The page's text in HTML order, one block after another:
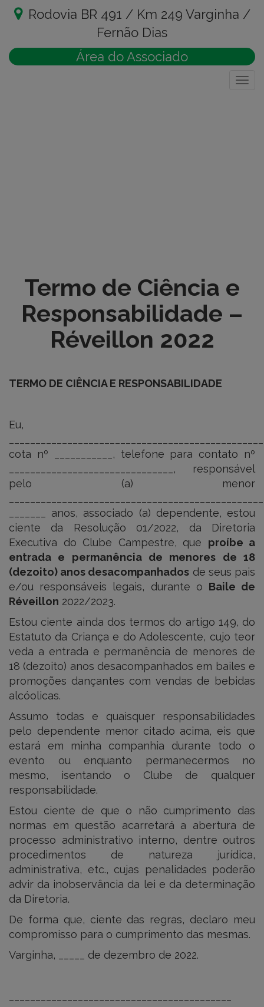
Rodovia BR 491 / Km 249 Varginha /
Fernão Dias
Área do Associado
Termo de Ciência e
Responsabilidade –
Réveillon 2022
TERMO DE CIÊNCIA E RESPONSABILIDADE
Eu,
cota nº ___________, telefone para contato nº
_______________________________, responsável
pelo (a) menor
_______ anos, associado (a) dependente, estou
ciente da Resolução 01/2022, da Diretoria
Executiva do Clube Campestre, que proíbe a
entrada e permanência de menores de 18
(dezoito) anos desacompanhados de seus pais
e/ou responsáveis legais, durante o Baile de
Réveillon 2022/2023.
Estou ciente ainda dos termos do artigo 149, do
Estatuto da Criança e do Adolescente, cujo teor
veda a entrada e permanência de menores de
18 (dezoito) anos desacompanhados em bailes e
promoções dançantes com vendas de bebidas
alcóolicas.
Assumo todas e quaisquer responsabilidades
pelo dependente menor citado acima, eis que
estará em minha companhia durante todo o
evento ou enquanto permanecermos no
mesmo, isentando o Clube de qualquer
responsabilidade.
Estou ciente de que o não cumprimento das
normas em questão acarretará a abertura de
processo administrativo interno, dentre outros
procedimentos de natureza jurídica,
administrativa, etc., cujas penalidades poderão
advir da inobservância da lei e da determinação
da Diretoria.
De forma que, ciente das regras, declaro meu
compromisso para o cumprimento das mesmas.
Varginha, _____ de dezembro de 2022.